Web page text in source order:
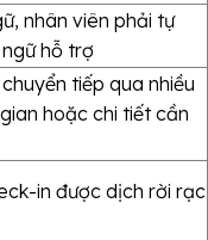
nhân viên phải tự
hỗ trợ
tiếp qua nhiều
hoặc chi tiết cần
in được dịch rời rạc